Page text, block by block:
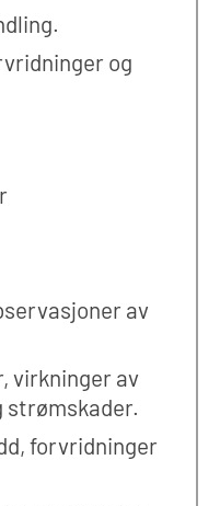
og
av
virkninger av
strømskader.
forvridninger